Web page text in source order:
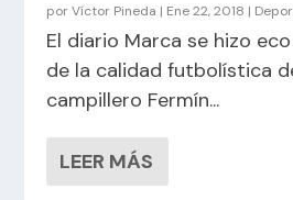
porVíctor Pineda | Ene 22, 2018 |
El diario Marca se hizo
de la calidad futbolística
campillero Fermín...
LEER MÁS